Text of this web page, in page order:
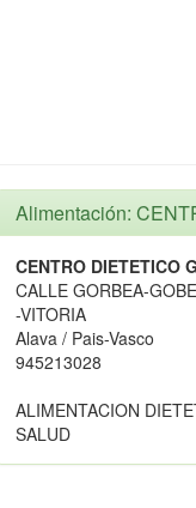
Alimentación:
CENTRO DIETETICO
CALLE GORBEA-
-VITORIA
Alava / Pais-Vasco
945213028
ALIMENTACION
SALUD